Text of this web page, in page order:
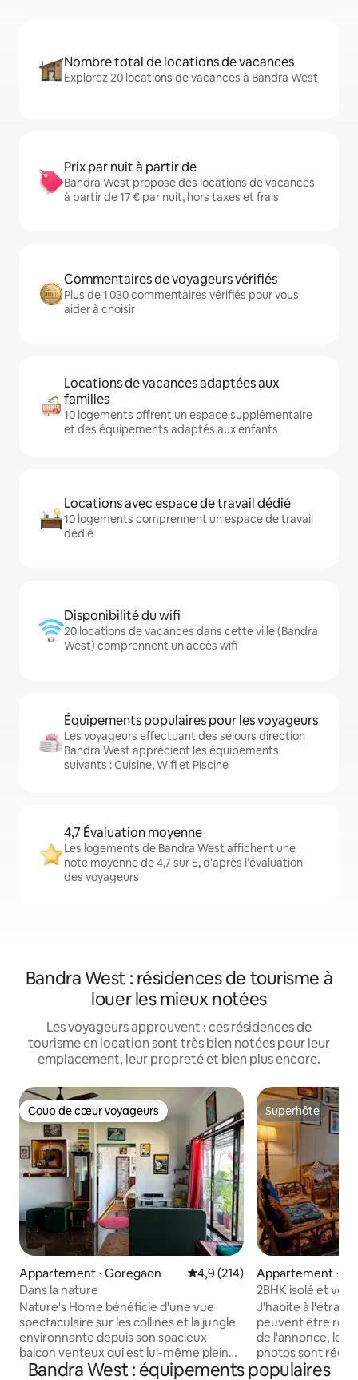
Nombre total de locations de vacances
Explorez 20 locations de vacances à Bandra West
Prix par nuit à partir de
Bandra West propose des locations de vacances
à partir de 17 € par nuit, hors taxes et frais
Commentaires de voyageurs vérifiés
Plus de 1 030 commentaires vérifiés pour vous
aider à choisir
Locations de vacances adaptées aux
familles
10 logements offrent un espace supplémentaire
et des équipements adaptés aux enfants
Locations avec espace de travail dédié
10 logements comprennent un espace de travail
dédié
Disponibilité du wifi
20 locations de vacances dans cette ville (Bandra
West) comprennent un accès wifi
Équipements populaires pour les voyageurs
Les voyageurs effectuant des séjours direction
Bandra West apprécient les équipements
suivants : Cuisine, Wifi et Piscine
4,7 Évaluation moyenne
Les logements de Bandra West affichent une
note moyenne de 4,7 sur 5, d'après l'évaluation
des voyageurs
Bandra West : résidences de tourisme à
louer les mieux notées
Les voyageurs approuvent : ces résidences de
tourisme en location sont très bien notées pour leur
emplacement, leur propreté et bien plus encore.
Coup de cœur voyageurs
Coup de cœur voyageurs
Appartement ⋅ Goregaon Évaluation moyenne sur la
4,9 (214)
Dans la nature
Nature's Home bénéficie d'une vue
spectaculaire sur les collines et la jungle
environnante depuis son spacieux
balcon venteux qui est lui-même plein
de verdure. Une cuisine bien équipée,
Superhôte
Superhôte
Appartement ⋅
t
2BHK isolé et
ancestral SCruz E
J'habite à
peuvent être
de l'annonce, les
photos sont réels.
LIRE AVANT DE
Bandra West : équipements populaires